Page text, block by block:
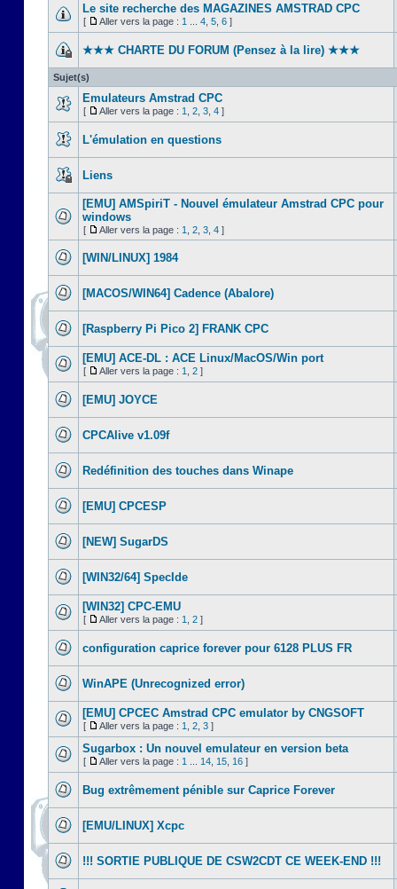
Le site recherche des MAGAZINES AMSTRAD CPC
[ Aller vers la page : 1 4 5 6 ]
★★★ CHARTE DU FORUM (Pensez à la lire) ★★★
Sujet(s)
Emulateurs Amstrad CPC
[ Aller vers la page : 1 2 3 4 ]
L'émulation en questions
Liens
[EMU] AMSpiriT - Nouvel émulateur Amstrad CPC pour
windows
[ Aller vers la page : 1 2 3 4 ]
[WIN/LINUX] 1984
[MACOS/WIN64] Cadence (Abalore)
[Raspberry Pi Pico 2] FRANK CPC
[EMU] ACE-DL : ACE Linux/MacOS/Win port
[ Aller vers la page : 1 2 ]
[EMU] JOYCE
CPCAlive v1.09f
Redéfinition des touches dans Winape
[EMU] CPCESP
[NEW] SugarDS
[WIN32/64] SpecIde
[WIN32] CPC-EMU
[ Aller vers la page : 1 2 ]
configuration caprice forever pour 6128 PLUS FR
WinAPE (Unrecognized error)
[EMU] CPCEC Amstrad CPC emulator by CNGSOFT
[ Aller vers la page : 1 2 3 ]
Sugarbox : Un nouvel emulateur en version beta
[ Aller vers la page : 1 14 15 16 ]
Bug extrêmement pénible sur Caprice Forever
[EMU/LINUX] Xcpc
!!! SORTIE PUBLIQUE DE CSW2CDT CE WEEK-END !!!